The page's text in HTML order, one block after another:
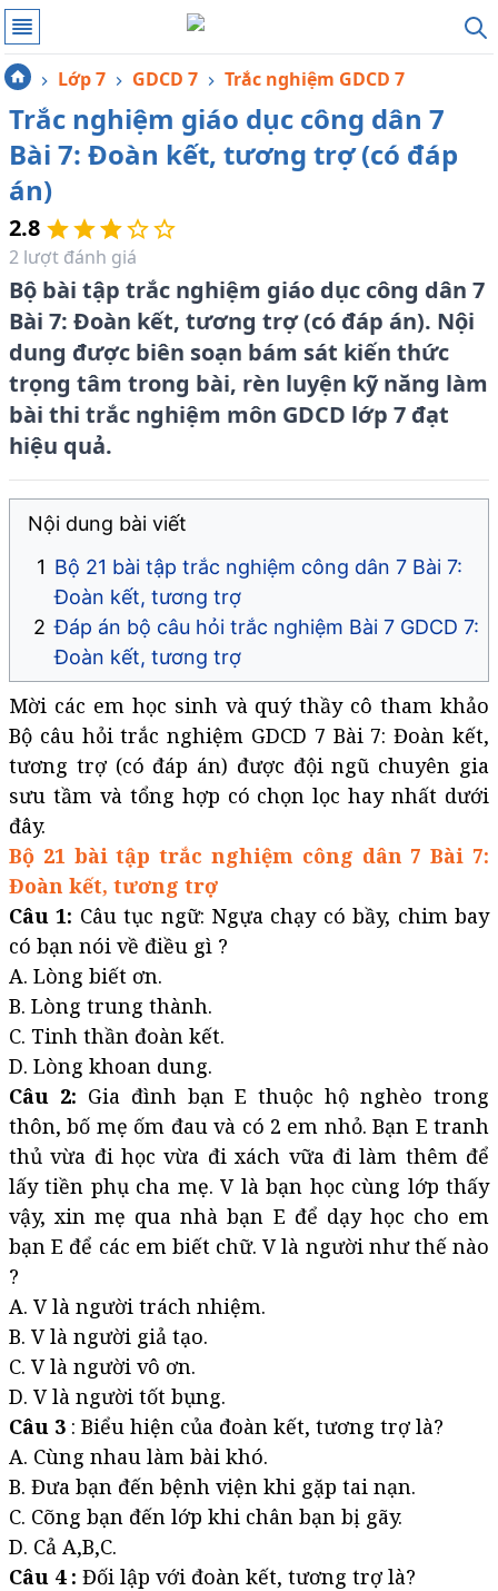
Lớp 7 GDCD 7 Trắc nghiệm GDCD 7
Trắc nghiệm giáo dục công dân 7
Bài 7: Đoàn kết, tương trợ (có đáp
án)
Bộ bài tập trắc nghiệm giáo dục công dân 7
Bài 7: Đoàn kết, tương trợ (có đáp án). Nội
dung được biên soạn bám sát kiến thức
trọng tâm trong bài, rèn luyện kỹ năng làm
bài thi trắc nghiệm môn GDCD lớp 7 đạt
hiệu quả.
2.8
2 lượt đánh giá
Nội dung bài viết
Bộ 21 bài tập trắc nghiệm công dân 7 Bài 7:
Đoàn kết, tương trợ
Đáp án bộ câu hỏi trắc nghiệm Bài 7 GDCD 7:
Đoàn kết, tương trợ
Mời các em học sinh và quý thầy cô tham khảo
Bộ câu hỏi trắc nghiệm GDCD 7 Bài 7: Đoàn kết,
tương trợ (có đáp án) được đội ngũ chuyên gia
sưu tầm và tổng hợp có chọn lọc hay nhất dưới
đây.
Bộ 21 bài tập trắc nghiệm công dân 7 Bài 7:
Đoàn kết, tương trợ
Câu 1: Câu tục ngữ: Ngựa chạy có bầy, chim bay
có bạn nói về điều gì ?
A. Lòng biết ơn.
B. Lòng trung thành.
C. Tinh thần đoàn kết.
D. Lòng khoan dung.
Câu 2: Gia đình bạn E thuộc hộ nghèo trong
thôn, bố mẹ ốm đau và có 2 em nhỏ. Bạn E tranh
thủ vừa đi học vừa đi xách vữa đi làm thêm để
lấy tiền phụ cha mẹ. V là bạn học cùng lớp thấy
vậy, xin mẹ qua nhà bạn E để dạy học cho em
bạn E để các em biết chữ. V là người như thế nào
?
A. V là người trách nhiệm.
B. V là người giả tạo.
C. V là người vô ơn.
D. V là người tốt bụng.
Câu 3 : Biểu hiện của đoàn kết, tương trợ là?
A. Cùng nhau làm bài khó.
B. Đưa bạn đến bệnh viện khi gặp tai nạn.
C. Cõng bạn đến lớp khi chân bạn bị gãy.
D. Cả A,B,C.
Câu 4 : Đối lập với đoàn kết, tương trợ là?